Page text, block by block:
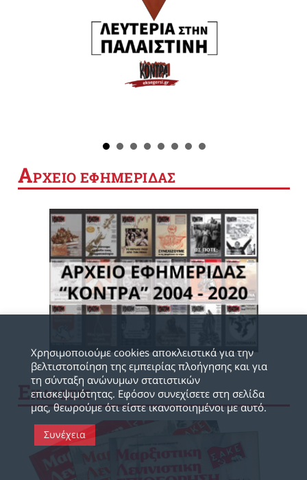
ΑΡΧΕΙΟ ΕΦΗΜΕΡΙΔΑΣ
ΕΚΔΟΣΕΙΣ
Χρησιμοποιούμε cookies αποκλειστικά για την
βελτιστοποίηση της εμπειρίας πλοήγησης και για
τη σύνταξη ανώνυμων στατιστικών
επισκεψιμότητας. Εφόσον συνεχίσετε στη σελίδα
μας, θεωρούμε ότι είστε ικανοποιημένοι με αυτό.
Συνέχεια